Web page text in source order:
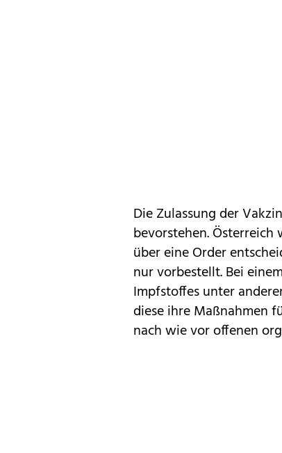
Die Zulassung der
bevorstehen.
über eine Order
nur vorbestellt. Bei
Impfstoffes unter
diese ihre Maßnahmen
nach wie vor offenen